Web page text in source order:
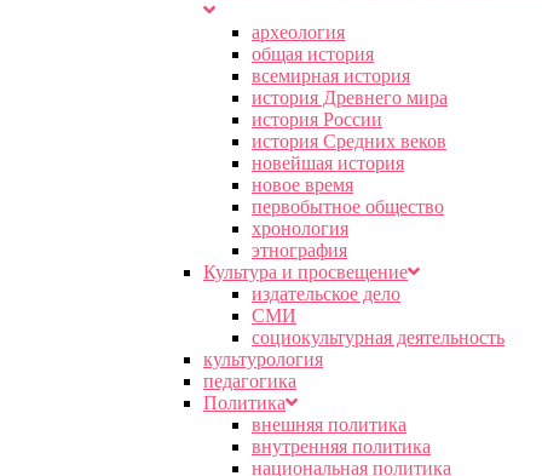
археология
общая история
всемирная история
история Древнего мира
история России
история Средних веков
новейшая история
новое время
первобытное общество
хронология
этнография
Культура и просвещение
издательское дело
СМИ
социокультурная деятельность
культурология
педагогика
Политика
внешняя политика
внутренняя политика
национальная политика